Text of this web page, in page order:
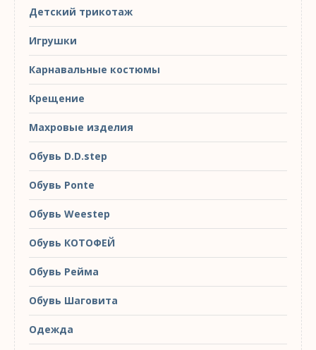
Детский трикотаж
Игрушки
Карнавальные костюмы
Крещение
Махровые изделия
Обувь D.D.step
Обувь Ponte
Обувь Weestep
Обувь КОТОФЕЙ
Обувь Рейма
Обувь Шаговита
Одежда